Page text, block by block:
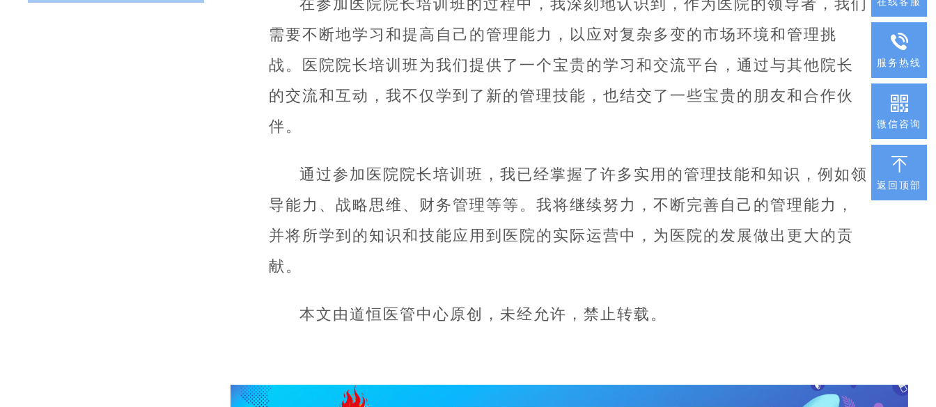
服务热线
微信咨询
返回顶部
在参加医院院长培训班的过程中，我深刻地认识到，作为医院的领导者，我们
需要不断地学习和提高自己的管理能力，以应对复杂多变的市场环境和管理挑
战。医院院长培训班为我们提供了一个宝贵的学习和交流平台，通过与其他院长
的交流和互动，我不仅学到了新的管理技能，也结交了一些宝贵的朋友和合作伙
伴。
通过参加医院院长培训班，我已经掌握了许多实用的管理技能和知识，例如领
导能力、战略思维、财务管理等等。我将继续努力，不断完善自己的管理能力，
并将所学到的知识和技能应用到医院的实际运营中，为医院的发展做出更大的贡
献。
本文由道恒医管中心原创，未经允许，禁止转载。